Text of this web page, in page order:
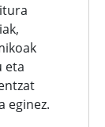
eta
eginez.